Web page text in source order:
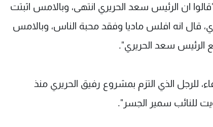
ان الرئيس سعد الحريري انتهى، وبالامس اثبتت
قال انه افلس ماديا وفقد محبة الناس، وبالامس
الرئيس سعد الحريري".
لصالح الصدق والوفاء، للرجل الذي التزم بمشروع رفيق الحريري منذ
للنائب سمير الجسر".